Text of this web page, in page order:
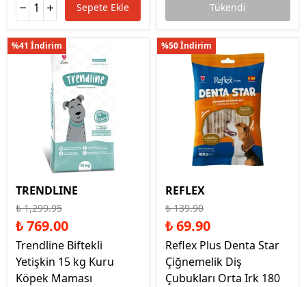
Sepete Ekle Tükendi
%41 İndirim
TRENDLINE
₺ 1,299.95
₺ 769.00
Trendline Biftekli
Yetişkin 15 kg Kuru
Köpek Maması
%50 İndirim
REFLEX
₺ 139.90
₺ 69.90
Reflex Plus Denta Star
Çiğnemelik Diş
Çubukları Orta Irk 180